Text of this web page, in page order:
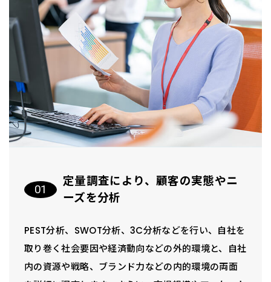
定量調査により、顧客の実態やニ
ーズを分析
PEST分析、SWOT分析、3C分析などを行い、自社を
取り巻く社会要因や経済動向などの外的環境と、自社
内の資源や戦略、ブランド力などの内的環境の両面